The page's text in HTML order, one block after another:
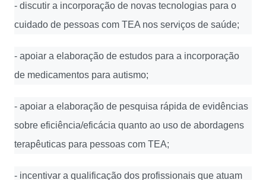
- discutir a incorporação de novas tecnologias para o
cuidado de pessoas com TEA nos serviços de saúde;
- apoiar a elaboração de estudos para a incorporação
de medicamentos para autismo;
- apoiar a elaboração de pesquisa rápida de evidências
sobre eficiência/eficácia quanto ao uso de abordagens
terapêuticas para pessoas com TEA;
- incentivar a qualificação dos profissionais que atuam